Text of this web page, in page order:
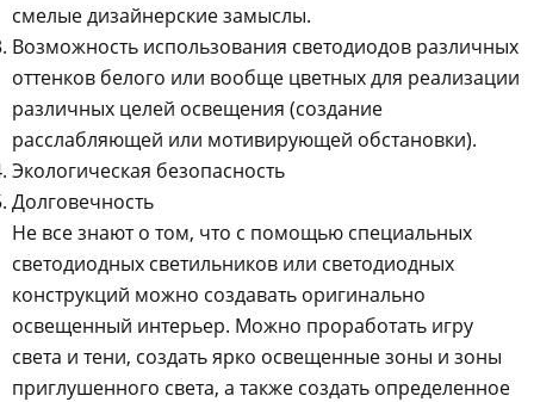
смелые дизайнерские замыслы.
Возможность использования светодиодов различных
оттенков белого или вообще цветных для реализации
различных целей освещения (создание
расслабляющей или мотивирующей обстановки).
Экологическая безопасность
Долговечность
Не все знают о том, что с помощью специальных
светодиодных светильников или светодиодных
конструкций можно создавать оригинально
освещенный интерьер. Можно проработать игру
света и тени, создать ярко освещенные зоны и зоны
приглушенного света, а также создать определенное